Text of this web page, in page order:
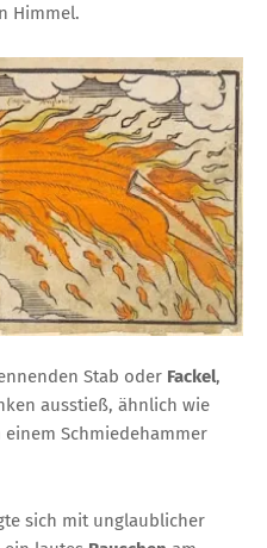
Himmel.
Stab oder Fackel,
ausstieß, ähnlich wie
einem Schmiedehammer
sich mit unglaublicher